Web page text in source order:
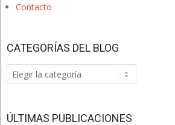
Contacto
CATEGORÍAS DEL BLOG
Categorías
del
ÚLTIMAS PUBLICACIONES